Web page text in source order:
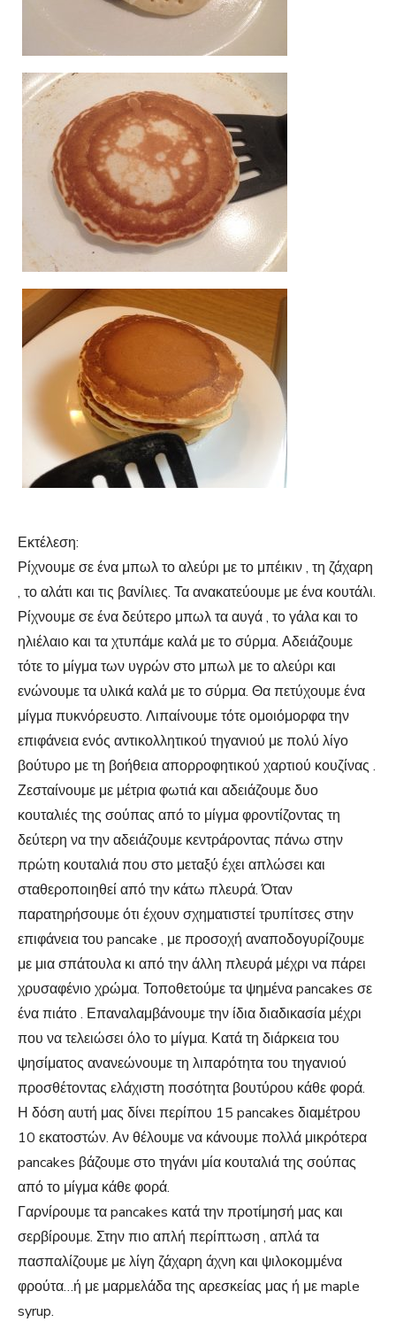
Εκτέλεση:
Ρίχνουμε σε ένα μπωλ το αλεύρι με το μπέικιν , τη ζάχαρη
, το αλάτι και τις βανίλιες. Τα ανακατεύουμε με ένα κουτάλι.
Ρίχνουμε σε ένα δεύτερο μπωλ τα αυγά , το γάλα και το
ηλιέλαιο και τα χτυπάμε καλά με το σύρμα. Αδειάζουμε
τότε το μίγμα των υγρών στο μπωλ με το αλεύρι και
ενώνουμε τα υλικά καλά με το σύρμα. Θα πετύχουμε ένα
μίγμα πυκνόρευστο. Λιπαίνουμε τότε ομοιόμορφα την
επιφάνεια ενός αντικολλητικού τηγανιού με πολύ λίγο
βούτυρο με τη βοήθεια απορροφητικού χαρτιού κουζίνας .
Ζεσταίνουμε με μέτρια φωτιά και αδειάζουμε δυο
κουταλιές της σούπας από το μίγμα φροντίζοντας τη
δεύτερη να την αδειάζουμε κεντράροντας πάνω στην
πρώτη κουταλιά που στο μεταξύ έχει απλώσει και
σταθεροποιηθεί από την κάτω πλευρά. Όταν
παρατηρήσουμε ότι έχουν σχηματιστεί τρυπίτσες στην
επιφάνεια του pancake , με προσοχή αναποδογυρίζουμε
με μια σπάτουλα κι από την άλλη πλευρά μέχρι να πάρει
χρυσαφένιο χρώμα. Τοποθετούμε τα ψημένα pancakes σε
ένα πιάτο . Επαναλαμβάνουμε την ίδια διαδικασία μέχρι
που να τελειώσει όλο το μίγμα. Κατά τη διάρκεια του
ψησίματος ανανεώνουμε τη λιπαρότητα του τηγανιού
προσθέτοντας ελάχιστη ποσότητα βουτύρου κάθε φορά.
Η δόση αυτή μας δίνει περίπου 15 pancakes διαμέτρου
10 εκατοστών. Αν θέλουμε να κάνουμε πολλά μικρότερα
pancakes βάζουμε στο τηγάνι μία κουταλιά της σούπας
από το μίγμα κάθε φορά.
Γαρνίρουμε τα pancakes κατά την προτίμησή μας και
σερβίρουμε. Στην πιο απλή περίπτωση , απλά τα
πασπαλίζουμε με λίγη ζάχαρη άχνη και ψιλοκομμένα
φρούτα…ή με μαρμελάδα της αρεσκείας μας ή με maple
syrup.